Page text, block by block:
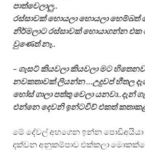
පාත්වෙලාලු..
රස්සාවක් හොයලා හොයලා හෙම්බත්
නිර්මලාට රස්සාවක් හොයාගන්න එක
වුණෙත් නෑ..
– ගැසට් කියවලා කියවලා මට
නවකතාවක් ලියන්න …උදුවප් හීතල
හෝස් ගාලා පත්තු වෙලා යනවා..දැන්
එන්නෙ දෙවනි ඉන්ටවිව් එකත්
මේ දේවල් අහගෙන ඉන්න
දක්වන අනුකම්පාව එක්කලා